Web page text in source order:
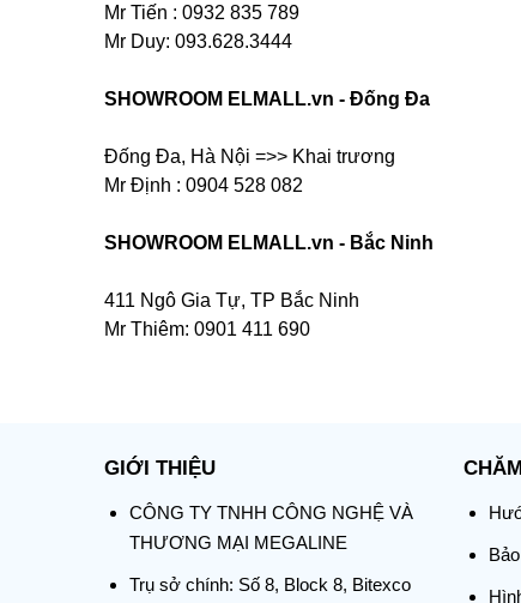
Mr Tiến : 0932 835 789
Mr Duy: 093.628.3444
SHOWROOM ELMALL.vn - Đống Đa
Đống Đa, Hà Nội =>> Khai trương
Mr Định : 0904 528 082
SHOWROOM ELMALL.vn - Bắc Ninh
411 Ngô Gia Tự, TP Bắc Ninh
Mr Thiêm: 0901 411 690
GIỚI THIỆU
CÔNG TY TNHH CÔNG NGHỆ VÀ
THƯƠNG MẠI MEGALINE
Trụ sở chính: Số 8, Block 8, Bitexco